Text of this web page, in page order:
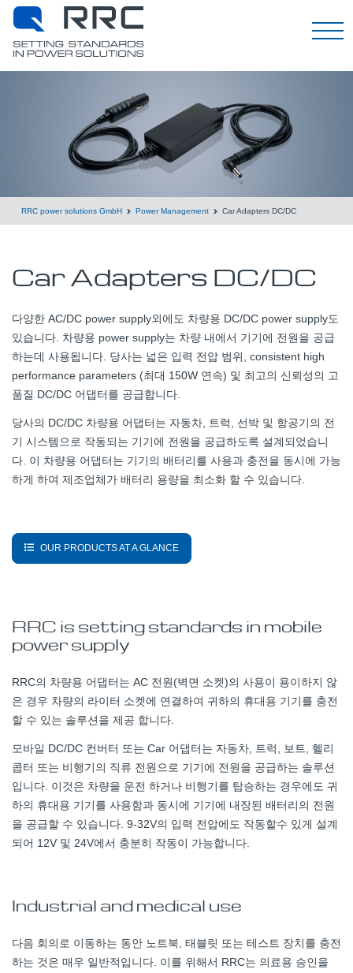
한국어
RRC power solutions GmbH Power Management Car Adapters DC/DC
Car Adapters DC/DC
다양한 AC/DC power supply외에도 차량용 DC/DC power supply도
있습니다. 차량용 power supply는 차량 내에서 기기에 전원을 공급
하는데 사용됩니다. 당사는 넓은 입력 전압 범위, consistent high
performance parameters (최대 150W 연속) 및 최고의 신뢰성의 고
품질 DC/DC 어댑터를 공급합니다.
당사의 DC/DC 차량용 어댑터는 자동차, 트럭, 선박 및 항공기의 전
기 시스템으로 작동되는 기기에 전원을 공급하도록 설계되었습니
다. 이 차량용 어댑터는 기기의 배터리를 사용과 충전을 동시에 가능
하게 하여 제조업체가 배터리 용량을 최소화 할 수 있습니다.
OUR PRODUCTS AT A GLANCE
RRC is setting standards in mobile
power supply
RRC의 차량용 어댑터는 AC 전원(벽면 소켓)의 사용이 용이하지 않
은 경우 차량의 라이터 소켓에 연결하여 귀하의 휴대용 기기를 충전
할 수 있는 솔루션을 제공 합니다.
모바일 DC/DC 컨버터 또는 Car 어댑터는 자동차, 트럭, 보트, 헬리
콥터 또는 비행기의 직류 전원으로 기기에 전원을 공급하는 솔루션
입니다. 이것은 차량을 운전 하거나 비행기를 탑승하는 경우에도 귀
하의 휴대용 기기를 사용함과 동시에 기기에 내장된 배터리의 전원
을 공급할 수 있습니다. 9-32V의 입력 전압에도 작동할수 있게 설계
되어 12V 및 24V에서 충분히 작동이 가능합니다.
Industrial and medical use
다음 회의로 이동하는 동안 노트북, 태블릿 또는 테스트 장치를 충전
하는 것은 매우 일반적입니다. 이를 위해서 RRC는 의료용 승인을